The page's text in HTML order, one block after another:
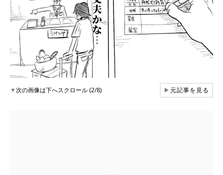
▼次の画像は下へスクロール (2/8) ▶元記事を見る